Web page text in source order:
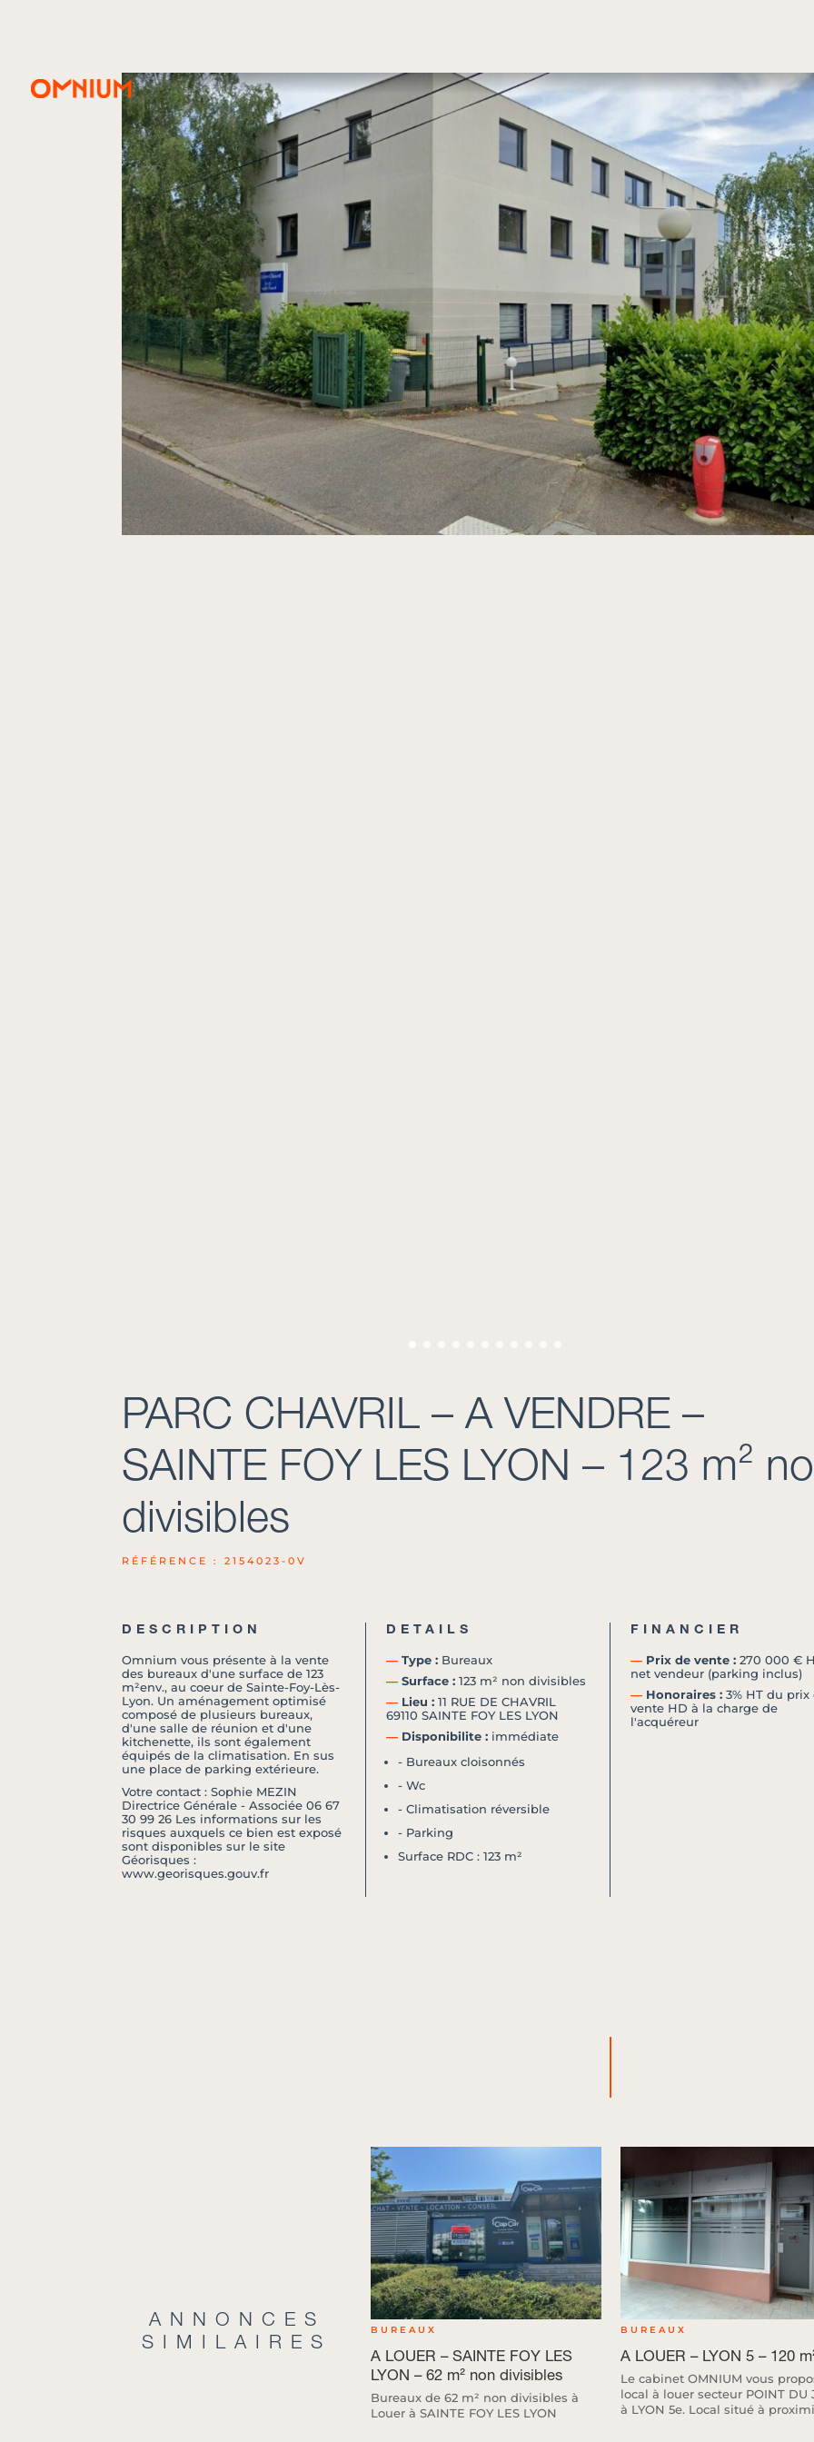
PARC CHAVRIL – A VENDRE –
SAINTE FOY LES LYON – 123 m²
divisibles
RÉFÉRENCE : 2154023-0V
DESCRIPTION
Omnium vous présente à la vente
des bureaux d'une surface de 123
m²env., au coeur de Sainte-Foy-Lès-
Lyon. Un aménagement optimisé
composé de plusieurs bureaux,
d'une salle de réunion et d'une
kitchenette, ils sont également
équipés de la climatisation. En sus
une place de parking extérieure.
Votre contact : Sophie MEZIN
Directrice Générale - Associée 06 67
30 99 26 Les informations sur les
risques auxquels ce bien est exposé
sont disponibles sur le site
Géorisques :
www.georisques.gouv.fr
DETAILS
―Type :Bureaux
―Surface :123 m² non divisibles
―Lieu :11 RUE DE CHAVRIL
69110 SAINTE FOY LES LYON
―Disponibilite :immédiate
- Bureaux cloisonnés
- Wc
- Climatisation réversible
- Parking
Surface RDC : 123 m²
FINANCIER
―Prix de vente :270 000 €
net vendeur (parking inclus)
―Honoraires :3% HT du prix
vente HD à la charge de
l'acquéreur
ANNONCES
SIMILAIRES
BUREAUX
A LOUER – SAINTE FOY LES
LYON – 62 m² non divisibles
Bureaux de 62 m² non divisibles à
Louer à SAINTE FOY LES LYON
BUREAUX
A LOUER – LYON 5 – 120
Le cabinet OMNIUM vous
local à louer secteur POINT DU
à LYON 5e. Local situé à